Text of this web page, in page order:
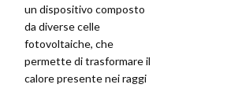
un dispositivo composto
da diverse celle
fotovoltaiche, che
permette di trasformare il
calore presente nei raggi